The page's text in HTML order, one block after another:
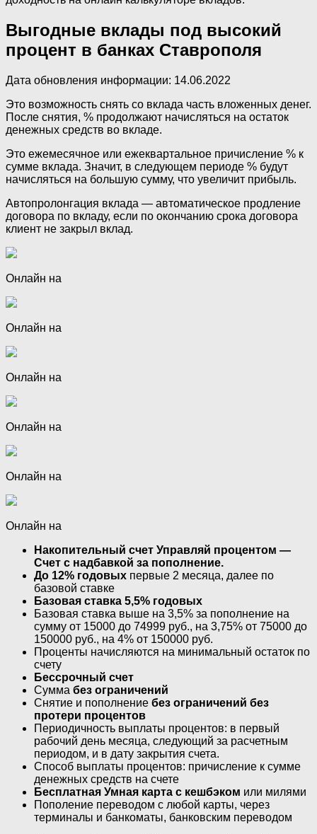
Выгодные вклады под высокий
процент в банках Ставрополя
Дата обновления информации: 14.06.2022
Это возможность снять со вклада часть вложенных денег.
После снятия, % продолжают начисляться на остаток
денежных средств во вкладе.
Это ежемесячное или ежеквартальное причисление % к
сумме вклада. Значит, в следующем периоде % будут
начисляться на большую сумму, что увеличит прибыль.
Автопролонгация вклада — автоматическое продление
договора по вкладу, если по окончанию срока договора
клиент не закрыл вклад.
Онлайн на
Онлайн на
Онлайн на
Онлайн на
Онлайн на
Онлайн на
Накопительный счет Управляй процентом —
Счет с надбавкой за пополнение.
До 12% годовых первые 2 месяца, далее по
базовой ставке
Базовая ставка 5,5% годовых
Базовая ставка выше на 3,5% за пополнение на
сумму от 15000 до 74999 руб., на 3,75% от 75000 до
150000 руб., на 4% от 150000 руб.
Проценты начисляются на минимальный остаток по
счету
Бессрочный счет
Сумма без ограничений
Снятие и пополнение без ограничений без
протери процентов
​Периодичность выплаты процентов: в первый
рабочий день месяца, следующий за расчетным
периодом, и в дату закрытия счета.
Способ выплаты процентов: причисление к сумме
денежных средств на счете
Бесплатная Умная карта с кешбэком или милями
Пополение переводом с любой карты, через
терминалы и банкоматы, банковским переводом